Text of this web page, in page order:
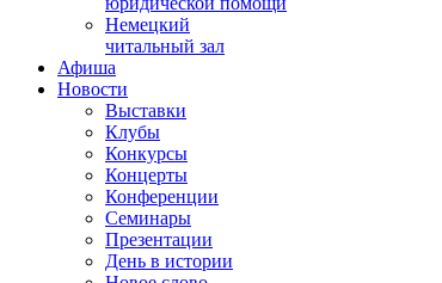
Немецкий
читальный зал
Афиша
Новости
Выставки
Клубы
Конкурсы
Концерты
Конференции
Семинары
Презентации
День в истории